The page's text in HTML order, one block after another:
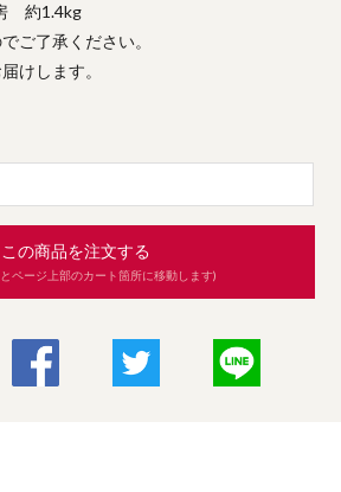
約1.4kg
ご了承ください。
けします。
この商品を注文する
ページ上部のカート箇所に移動します)